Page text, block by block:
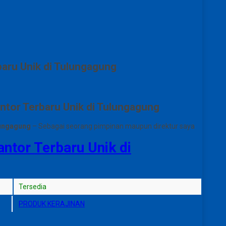
Terbaru Unik di
Tersedia
PRODUK KERAJINAN
Unik di Tulungagung
Terbaru Unik di Tulungagung
– Sebagai seorang pimpinan maupun direktur saya